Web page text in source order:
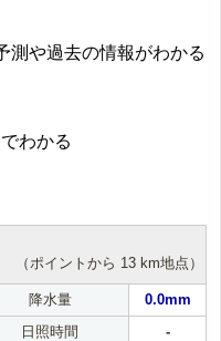
測や過去の情報がわかる
わかる
（ポイントから 13 km地点）
降水量
0.0mm
日照時間 -